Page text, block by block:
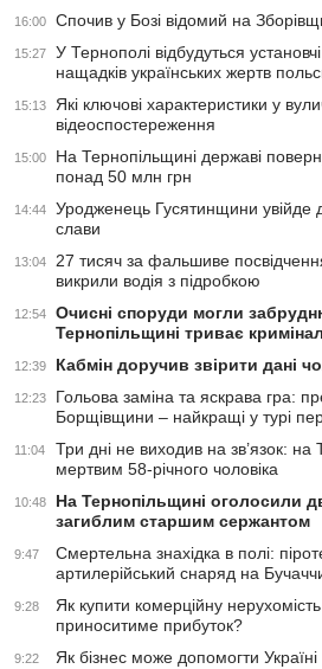
16:00 Спочив у Бозі відомий на
15:27
У Тернополі відбудуться
нащадків українських жертв
15:13
Які ключові характеристики у
відеоспостереження
15:00
На Тернопільщині державі
понад 50 млн грн
14:44
Уродженець Гусятинщини увійде
слави
13:04
27 тисяч за фальшиве
викрили водія з підробкою
12:54
Очисні споруди могли
Тернопільщині триває
12:39 Кабмін доручив звірити дані
12:23
Гольова заміна та яскрава гра:
Борщівщини – найкращі у турі
11:04
Три дні не виходив на зв’язок:
мертвим 58-річного чоловіка
10:48
На Тернопільщині оголосили
загиблим старшим сержантом
9:47
Смертельна знахідка в полі:
артилерійський снаряд на
9:28
Як купити комерційну
приноситиме прибуток?
9:22 Як бізнес може допомогти